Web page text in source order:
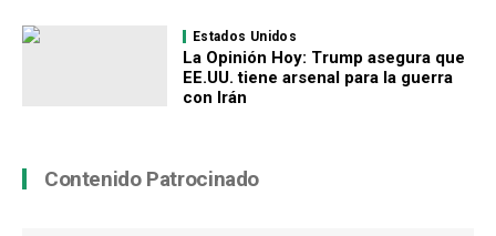
Estados Unidos
La Opinión Hoy: Trump asegura que
EE.UU. tiene arsenal para la guerra
con Irán
Contenido Patrocinado